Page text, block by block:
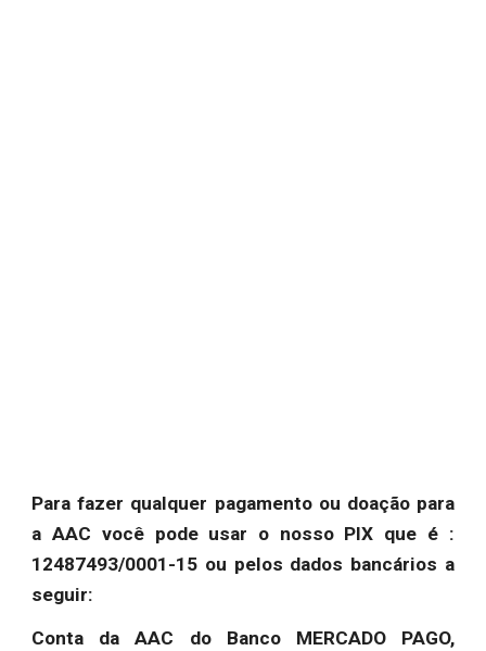
Para fazer qualquer pagamento ou doação para
a AAC você pode usar o nosso PIX que é :
12487493/0001-15 ou pelos dados bancários a
seguir:
Conta da AAC do Banco MERCADO PAGO,